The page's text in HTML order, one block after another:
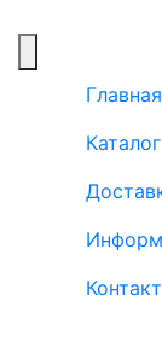
Главная
Каталог